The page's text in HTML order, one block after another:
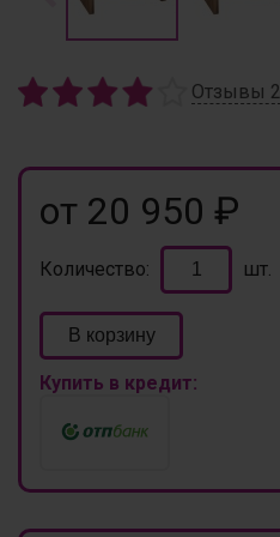
Отзывы 2
от 20 950 ₽
Количество: шт.
В корзину
Купить в кредит: